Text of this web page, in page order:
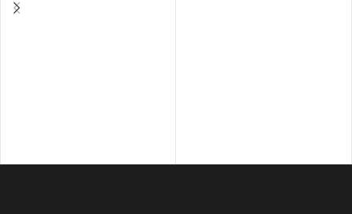
VÄLJ ALTERNATIV